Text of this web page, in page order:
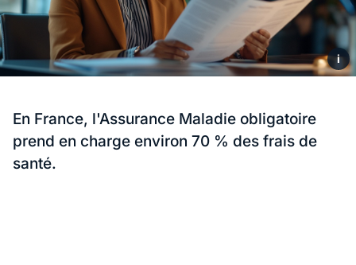
i
En France, l'Assurance Maladie obligatoire
prend en charge environ 70 % des frais de
santé.